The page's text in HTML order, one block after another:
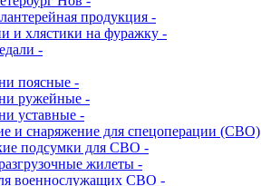
продукция -
и хлястики на фуражку -
-
поясные -
ружейные -
уставные -
и снаряжение для спецоперации (СВО)
подсумки для СВО -
жилеты -
военнослужащих СВО -